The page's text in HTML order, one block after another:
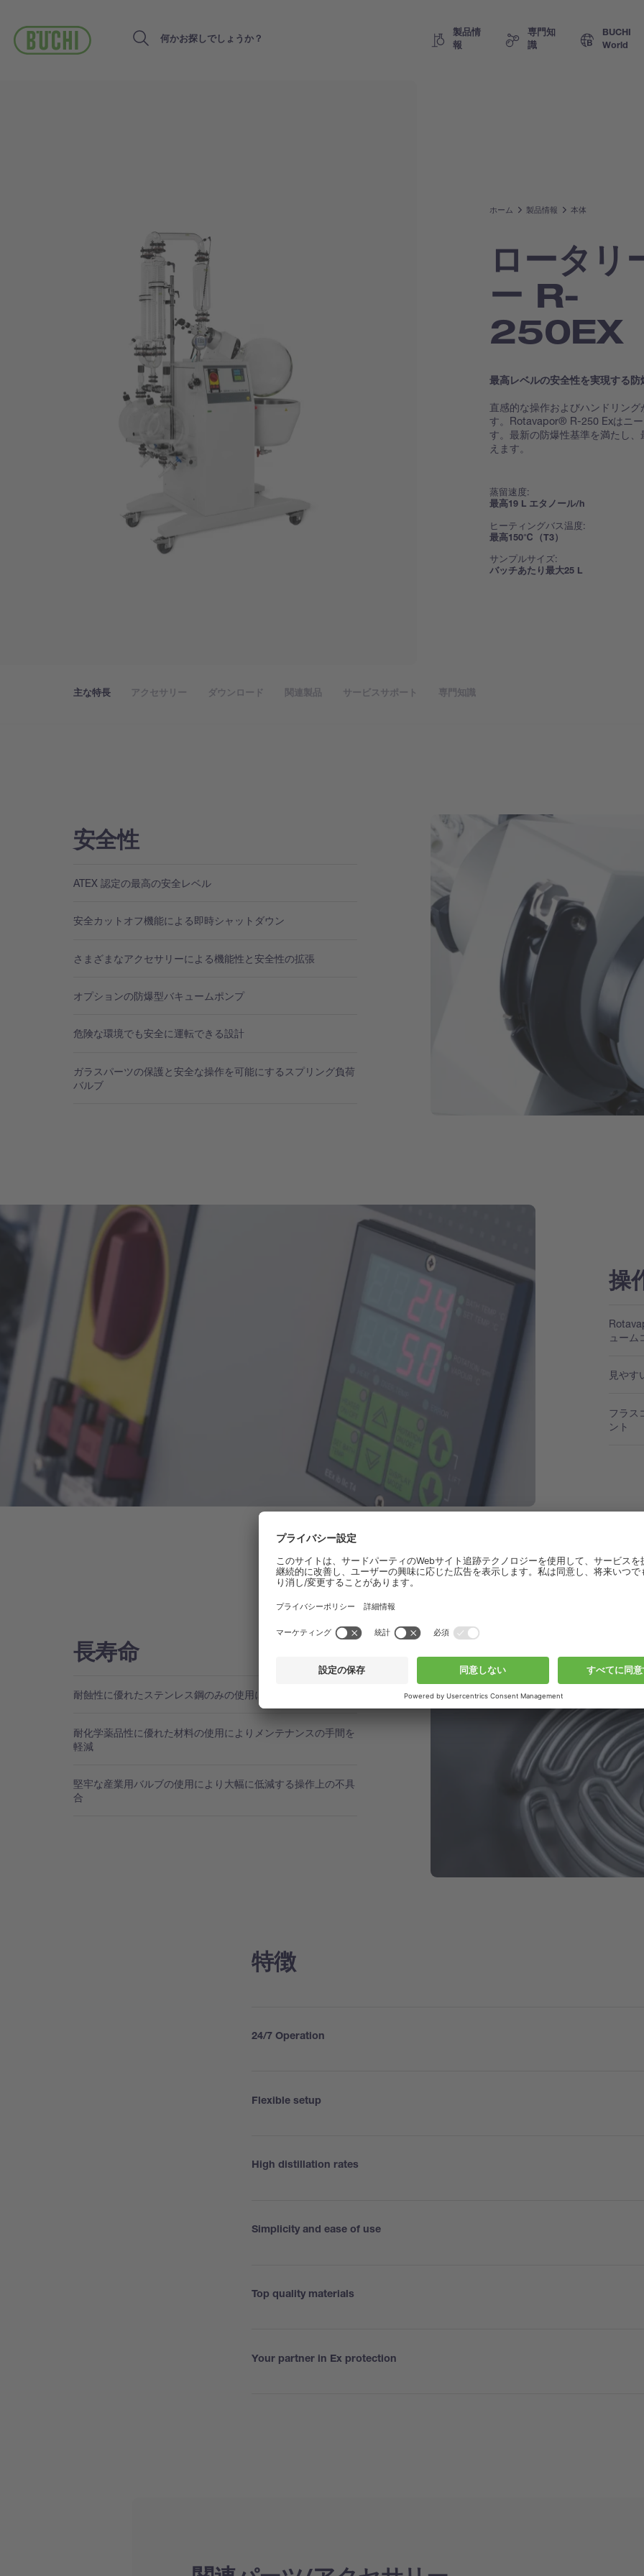
Search
製品情
報
専門知
識
BUCHI
World
ホーム 製品情報 本体
ロータリ
ー R-
250EX
最高レベルの安全性を実現する防
直感的な操作およびハンドリン
す。Rotavapor® R-250 Exはニ
す。最新の防爆性基準を満たし
えます。
蒸留速度:
最高19 L エタノール/h
ヒーティングバス温度:
最高150℃（T3）
サンプルサイズ:
バッチあたり最大25 L
主な特長 アクセサリー ダウンロード 関連製品 サービスサポート 専門知識
安全性
ATEX 認定の最高の安全レベル
安全カットオフ機能による即時シャットダウン
さまざまなアクセサリーによる機能性と安全性の拡張
オプションの防爆型バキュームポンプ
危険な環境でも安全に運転できる設計
ガラスパーツの保護と安全な操作を可能にするスプリング負荷
バルブ
操
ューム
見やす
フラス
ント
長寿命
耐蝕性に優れたステンレス鋼のみの使用による長寿命
耐化学薬品性に優れた材料の使用によりメンテナンスの手間を
軽減
堅牢な産業用バルブの使用により大幅に低減する操作上の不具
合
特徴
24/7 Operation
Flexible setup
High distillation rates
Simplicity and ease of use
Top quality materials
Your partner in Ex protection